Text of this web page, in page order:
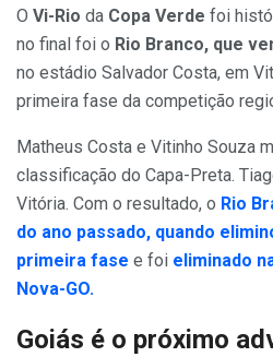
O Vi-Rio da Copa Verde foi
no final foi o Rio Branco, que
no estádio Salvador Costa, em
primeira fase da competição
Matheus Costa e Vitinho Souza
classificação do Capa-Preta.
Vitória. Com o resultado, o Rio
do ano passado, quando
primeira fase e foi eliminado
Nova-GO.
Goiás é o próximo